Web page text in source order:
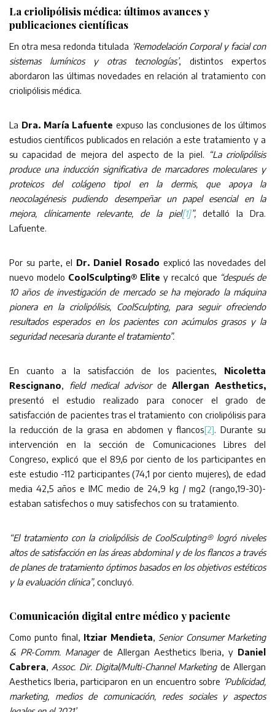
La criolipólisis médica: últimos avances y
publicaciones científicas
En otra mesa redonda titulada ‘Remodelación Corporal y facial con
sistemas lumínicos y otras tecnologías’, distintos expertos
abordaron las últimas novedades en relación al tratamiento con
criolipólisis médica.
La Dra. María Lafuente expuso las conclusiones de los últimos
estudios científicos publicados en relación a este tratamiento y a
su capacidad de mejora del aspecto de la piel. “La criolipólisis
produce una inducción significativa de marcadores moleculares y
proteicos del colágeno tipoI en la dermis, que apoya la
neocolagénesis pudiendo desempeñar un papel esencial en la
mejora, clínicamente relevante, de la piel[1]”, detalló la Dra.
Lafuente.
Por su parte, el Dr. Daniel Rosado explicó las novedades del
nuevo modelo CoolSculpting® Elite y recalcó que “después de
10 años de investigación de mercado se ha mejorado la máquina
pionera en la criolipólisis, CoolSculpting, para seguir ofreciendo
resultados esperados en los pacientes con acúmulos grasos y la
seguridad necesaria durante el tratamiento”.
En cuanto a la satisfacción de los pacientes, Nicoletta
Rescignano, field medical advisordeAllergan Aesthetics,
presentó el estudio realizado para conocer el grado de
satisfacción de pacientes tras el tratamiento con criolipólisis para
la reducción de la grasa en abdomen y flancos[2]. Durante su
intervención en la sección de Comunicaciones Libres del
Congreso, explicó que el 89,6 por ciento de los participantes en
este estudio -112 participantes (74,1 por ciento mujeres), de edad
media 42,5 años e IMC medio de 24,9 kg / mg2 (rango,19-30)-
estaban satisfechos o muy satisfechos con su tratamiento.
“El tratamiento con la criolipólisis de CoolSculpting® logró niveles
altos de satisfacción en las áreas abdominal y de los flancos a través
de planes de tratamiento óptimos basados en los objetivos estéticos
y la evaluación clínica”, concluyó.
Comunicación digital entre médico y paciente
Como punto final, Itziar Mendieta, Senior Consumer Marketing
& PR-Comm. Managerde Allergan Aesthetics Iberia, y Daniel
Cabrera, Assoc. Dir. Digital/Multi-Channel Marketing de Allergan
Aesthetics Iberia, participaron en un encuentro sobre ‘Publicidad,
marketing, medios de comunicación, redes sociales y aspectos